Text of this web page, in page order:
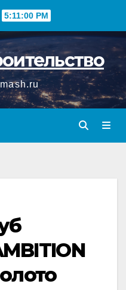
5:11:00 PM